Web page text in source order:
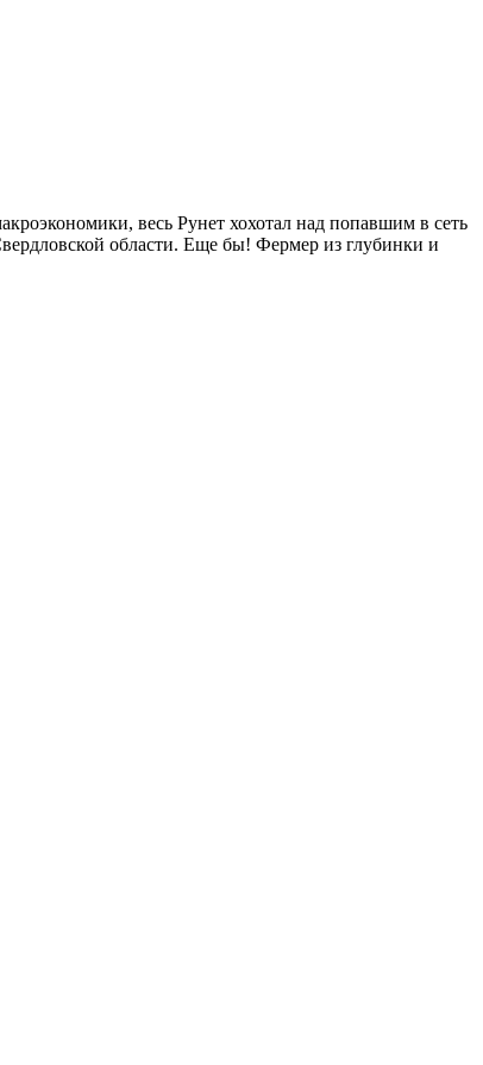
весь Рунет хохотал над попавшим в сеть
области. Еще бы! Фермер из глубинки и